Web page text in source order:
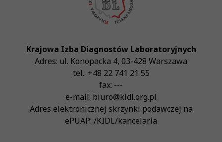
Krajowa Izba Diagnostów Laboratoryjnych
Adres: ul. Konopacka 4, 03-428 Warszawa
tel.: +48 22 741 21 55
fax: ---
e-mail: biuro@kidl.org.pl
Adres elektronicznej skrzynki podawczej na
ePUAP: /KIDL/kancelaria